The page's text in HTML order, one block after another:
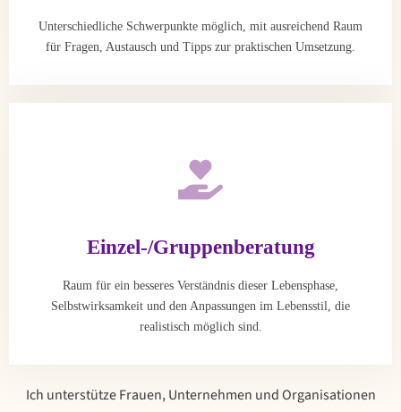
Unterschiedliche Schwerpunkte möglich, mit ausreichend Raum
für Fragen, Austausch und Tipps zur praktischen Umsetzung.
Einzel-/Gruppenberatung
Raum für ein besseres Verständnis dieser Lebensphase,
Selbstwirksamkeit und den Anpassungen im Lebensstil, die
realistisch möglich sind.
Ich unterstütze Frauen, Unternehmen und Organisationen